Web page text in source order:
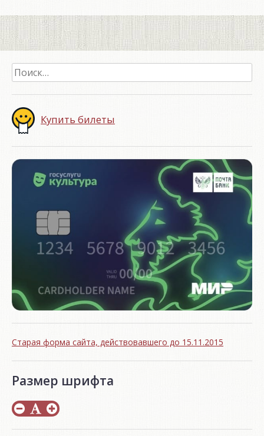
Найти:
Купить билеты
Старая форма сайта, действовавшего до 15.11.2015
Размер шрифта